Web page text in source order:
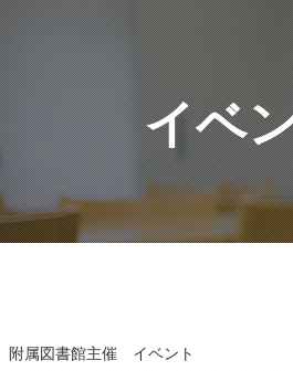
イベ
附属図書館主催 イベント